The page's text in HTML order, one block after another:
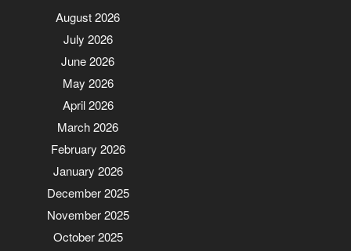
August 2026
July 2026
June 2026
May 2026
April 2026
March 2026
February 2026
January 2026
December 2025
November 2025
October 2025